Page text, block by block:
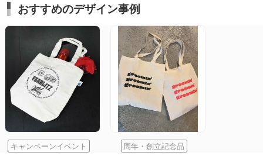
おすすめのデザイン事例
キャンペーンイベント 周年・創立記念品